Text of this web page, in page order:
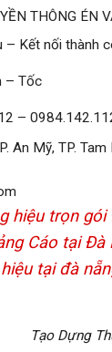
THÔNG ÉN
Kết nối thành
– Tốc
–
Mỹ, TP. Tam
hiệu trọn
Cáo tại
tại đà
Tạo Dựng